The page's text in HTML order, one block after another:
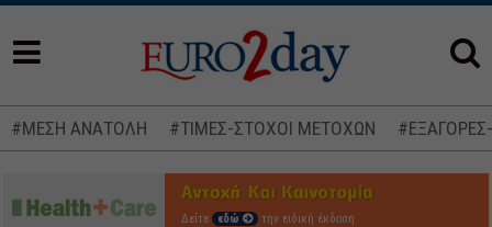
#ΜΕΣΗ ΑΝΑΤΟΛΗ #ΤΙΜΕΣ-ΣΤΟΧΟΙ ΜΕΤΟΧΩΝ
Δείτε εδώ την ειδική έκδοση